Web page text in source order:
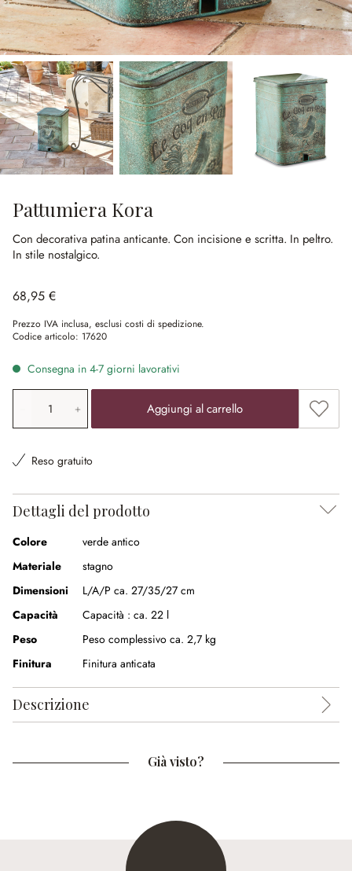
Pattumiera Kora
Con decorativa patina anticante. Con incisione e scritta. In peltro.
In stile nostalgico.
68,95 €
Prezzo IVA inclusa, esclusi costi di spedizione.
Codice articolo: 17620
Consegna in 4-7 giorni lavorativi
Quantità prodotto: inserisci il valore desiderato o
Aggiungi al carrello
Reso gratuito
Dettagli del prodotto
Colore
verde antico
Materiale
stagno
Dimensioni
L/A/P ca. 27/35/27 cm
Capacità
Capacità : ca. 22 l
Peso
Peso complessivo ca. 2,7 kg
Finitura
Finitura anticata
Descrizione
Già visto?